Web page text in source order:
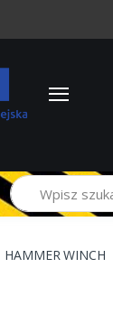
Szukaj
HAMMER WINCH